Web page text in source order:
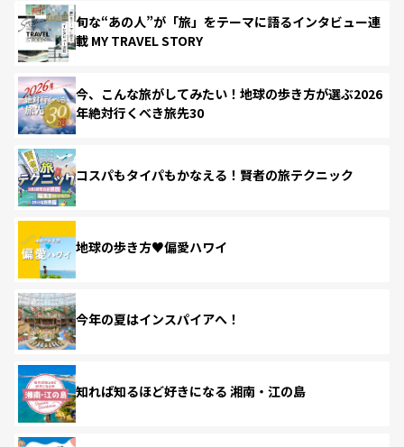
旬な“あの人”が「旅」をテーマに語るインタビュー連
載 MY TRAVEL STORY
今、こんな旅がしてみたい！地球の歩き方が選ぶ2026
年絶対行くべき旅先30
コスパもタイパもかなえる！賢者の旅テクニック
地球の歩き方♥偏愛ハワイ
今年の夏はインスパイアへ！
知れば知るほど好きになる 湘南・江の島